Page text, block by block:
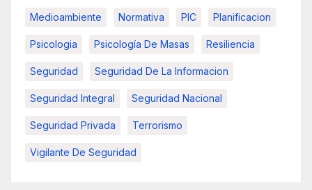
Medioambiente Normativa PIC Planificacion
Psicologia Psicología De Masas Resiliencia
Seguridad Seguridad De La Informacion
Seguridad Integral Seguridad Nacional
Seguridad Privada Terrorismo
Vigilante De Seguridad